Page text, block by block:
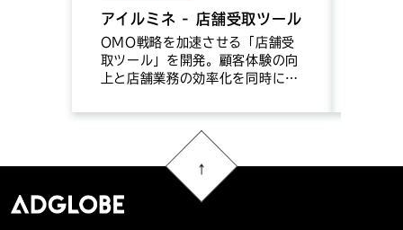
アイルミネ - 店舗受取ツール
OMO戦略を加速させる「店舗受
取ツール」を開発。顧客体験の向
上と店舗業務の効率化を同時に実